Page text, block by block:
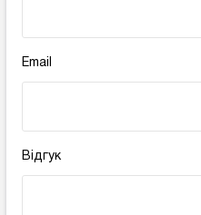
Email
Відгук